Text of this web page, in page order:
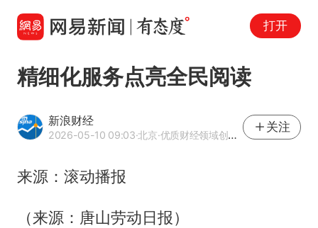
打开
精细化服务点亮全民阅读
新浪财经
2026-05-10 09:03·北京·优质财经领域创作者
关注
来源：滚动播报
（来源：唐山劳动日报）